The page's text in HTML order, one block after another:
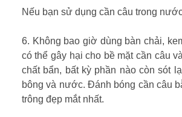
Nếu bạn sử dụng cần câu trong
6. Không bao giờ dùng bàn chải,
có thể gây hại cho bề mặt cần câu
chất bẩn, bất kỳ phần nào còn sót
bông và nước. Đánh bóng cần câu
trông đẹp mắt nhất.